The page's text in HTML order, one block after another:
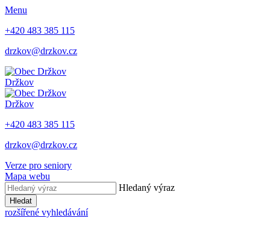
Menu
+420 483 385 115
drzkov@drzkov.cz
Držkov
Držkov
+420 483 385 115
drzkov@drzkov.cz
Verze pro seniory
Mapa webu
Hledaný výraz
Hledat
rozšířené vyhledávání